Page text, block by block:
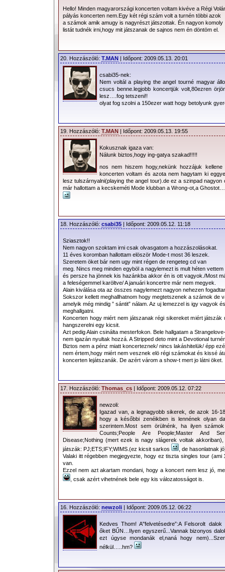
Hello! Minden magyarországi koncerten voltam kivéve a Régi
pályás koncerten nem.Egy két régi szám volt a turnén többi azok
a számok amik amugy is nagyrészt játszottak. Én nagyon komoly
listát tudnék irni,hogy mit játszanak de sajnos nem én döntöm el.
20. Hozzászóló: T.MAN | Időpont: 2009.05.13. 20:01
csabi35-nek:
Nem voltál a playing the angel tourné magyar
csucs benne.legjobb koncertjük volt,80ezren
lesz….fog tetszeni!!
olyat fog szolni a 150ezer watt hogy betolyunk
19. Hozzászóló: T.MAN | Időpont: 2009.05.13. 19:55
Kokusznak igaza van:
Nálunk biztos,hogy ing-gatya szakad!!!!!
nos nem hiszem hogy,nekünk hozzájuk
koncerten voltam és azota nem hagytam ki
lesz tulszárnyalni(playing the angel tour).de ez a szinpad
már hallottam a kecskeméti Mode klubban a Wrong-ot,a
18. Hozzászóló: csabi35 | Időpont: 2009.05.12. 11:18
Sziasztok!!
Nem nagyon szoktam irni csak olvasgatom a hozzászolásokat.
11 éves koromban hallottam elöször Mode-t most 36 leszek.
Szeretem öket bár nem ugy mint régen de rengeteg cd van
meg. Nincs meg minden egyböl a nagylemezt is mult héten vettem
és persze ha jönnek kis hazánkba akkor én is ott vagyok./Most
a feleségemmel karöltve/ A januári koncertre már nem megyek.
Alain kiválása ota az összes nagylemezt nagyon nehezen
Sokszor kellett meghallhatnom hogy megtetszenek a számok de
amelyik még mindig ” sántit” nálam. Az uj lemezzel is igy vagyok
meghallgatni.
Koncerten hogy miért nem játszanak régi sikereket miért
hangszerelni egy kicsit.
Azt pedig Alain csinálta mesterfokon. Bele hallgatam a
nem igazán nyultak hozzá. A Stripped deto mint a Devotional
Biztos nem a pénz miatt koncerteznek/ nincs lakáshitelük/ épp
nem értem,hogy miért nem vesznek elö régi számokat és kissé
koncerten lejátszanák. De azért várom a show-t mert jo látni öket.
17. Hozzászóló: Thomas_cs | Időpont: 2009.05.12. 07:22
newzoli:
Igazad van, a legnagyobb sikerek, de azok 16-
hogy a későbbi zenéikben is lennének olyan
szerintem.Most sem örülnénk, ha ilyen
Counts;People Are People;Master And
Disease;Nothing (mert ezek is nagy slágerek voltak
játszák: PJ;ETS;IFY;WIMS.(ez kicsit sarkos
, de hasonlatnak
Valaki itt régebben megjegyezte, hogy ez tiszta singles tour
van.
Ezzel nem azt akartam mondani, hogy a koncert nem lesz jó,
, csak azért vihetnének bele egy kis válozatosságot is.
16. Hozzászóló: newzoli | Időpont: 2009.05.12. 06:22
Kedves Thom! A"felvetésedre”:A Felsorolt
őket BŰN…Ilyen egyszerű...Vannak bizonyos
ezt úgyse mondanák el,naná hogy
nélkül…..hm?